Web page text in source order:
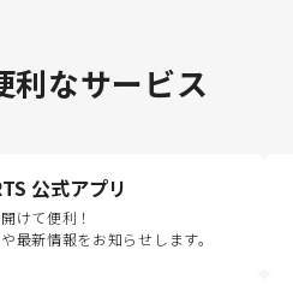
利なサービス
公式アプリ
けて便利！
最新情報をお知らせします。